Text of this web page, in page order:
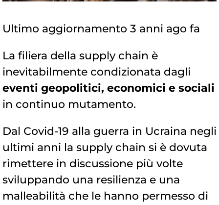
Ultimo aggiornamento 3 anni ago fa
La filiera della supply chain è
inevitabilmente condizionata dagli
eventi geopolitici, economici e sociali
in continuo mutamento.
Dal Covid-19 alla guerra in Ucraina negli
ultimi anni la supply chain si è dovuta
rimettere in discussione più volte
sviluppando una resilienza e una
malleabilità che le hanno permesso di